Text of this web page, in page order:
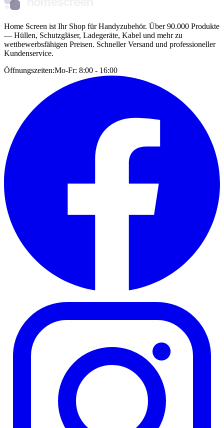
Home Screen ist Ihr Shop für Handyzubehör. Über 90.000 Produkte
— Hüllen, Schutzgläser, Ladegeräte, Kabel und mehr zu
wettbewerbsfähigen Preisen. Schneller Versand und professioneller
Kundenservice.
Öffnungszeiten:Mo-Fr: 8:00 - 16:00